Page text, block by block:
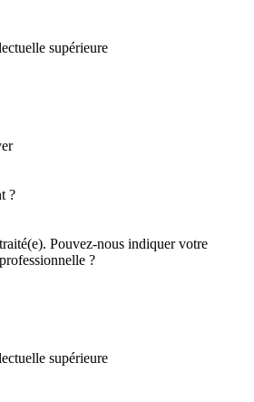
supérieure
?
Pouvez-nous indiquer votre
?
supérieure